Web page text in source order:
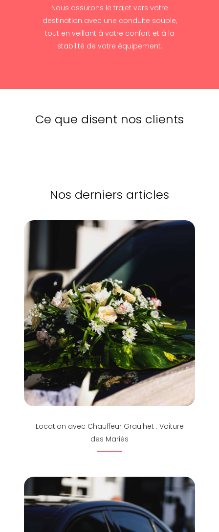
Nous assurons le trajet vers votre
destination avec une conduite souple,
tout en veillant à votre confort et à la
stabilité de votre équipement.
Ce que disent nos clients
Nos derniers articles
Location avec Chauffeur Graulhet : Voiture
des Mariés